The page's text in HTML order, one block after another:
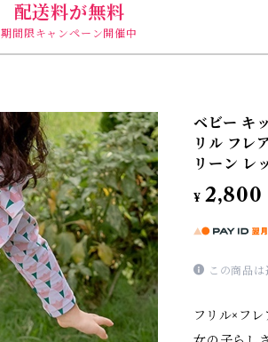
配送料が無料
期間限キャンペーン開催中
ベビー キ
リル フレ
リーン レ
¥ 2,800
この商品は
フリル×フレ